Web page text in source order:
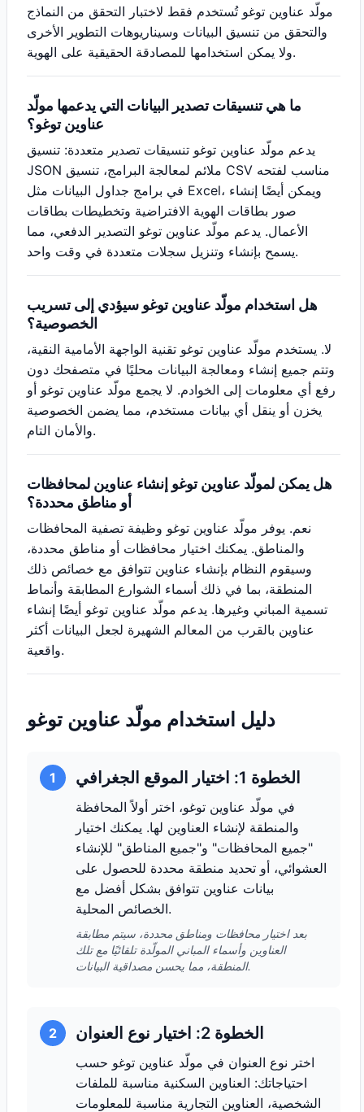
مولّد عناوين توغو تُستخدم فقط لاختبار التحقق من النماذج
والتحقق من تنسيق البيانات وسيناريوهات التطوير الأخرى
ولا يمكن استخدامها للمصادقة الحقيقية على الهوية.
ما هي تنسيقات تصدير البيانات التي يدعمها مولّد
عناوين توغو؟
يدعم مولّد عناوين توغو تنسيقات تصدير متعددة: تنسيق
JSON ملائم لمعالجة البرامج، تنسيق CSV مناسب لفتحه
في برامج جداول البيانات مثل Excel، ويمكن أيضًا إنشاء
صور بطاقات الهوية الافتراضية وتخطيطات بطاقات
الأعمال. يدعم مولّد عناوين توغو التصدير الدفعي، مما
يسمح بإنشاء وتنزيل سجلات متعددة في وقت واحد.
هل استخدام مولّد عناوين توغو سيؤدي إلى تسريب
الخصوصية؟
لا. يستخدم مولّد عناوين توغو تقنية الواجهة الأمامية النقية،
وتتم جميع إنشاء ومعالجة البيانات محليًا في متصفحك دون
رفع أي معلومات إلى الخوادم. لا يجمع مولّد عناوين توغو أو
يخزن أو ينقل أي بيانات مستخدم، مما يضمن الخصوصية
والأمان التام.
هل يمكن لمولّد عناوين توغو إنشاء عناوين لمحافظات
أو مناطق محددة؟
نعم. يوفر مولّد عناوين توغو وظيفة تصفية المحافظات
والمناطق. يمكنك اختيار محافظات أو مناطق محددة،
وسيقوم النظام بإنشاء عناوين تتوافق مع خصائص ذلك
المنطقة، بما في ذلك أسماء الشوارع المطابقة وأنماط
تسمية المباني وغيرها. يدعم مولّد عناوين توغو أيضًا إنشاء
عناوين بالقرب من المعالم الشهيرة لجعل البيانات أكثر
واقعية.
دليل استخدام مولّد عناوين توغو
1 الخطوة 1: اختيار الموقع الجغرافي
في مولّد عناوين توغو، اختر أولاً المحافظة
والمنطقة لإنشاء العناوين لها. يمكنك اختيار
"جميع المحافظات" و"جميع المناطق" للإنشاء
العشوائي، أو تحديد منطقة محددة للحصول على
بيانات عناوين تتوافق بشكل أفضل مع
الخصائص المحلية.
بعد اختيار محافظات ومناطق محددة، سيتم مطابقة
العناوين وأسماء المباني المولّدة تلقائيًا مع تلك
المنطقة، مما يحسن مصداقية البيانات.
2 الخطوة 2: اختيار نوع العنوان
اختر نوع العنوان في مولّد عناوين توغو حسب
احتياجاتك: العناوين السكنية مناسبة للملفات
الشخصية، العناوين التجارية مناسبة للمعلومات